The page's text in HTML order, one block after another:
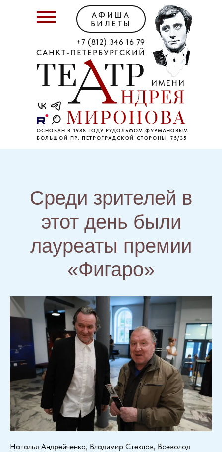
САНКТ-ПЕТЕРБУРГСКИЙ
ИМЕНИ
ОСНОВАН В 1988 ГОДУ РУДОЛЬФОМ ФУРМАНОВЫМ
+7 (812) 346 16 79
БОЛЬШОЙ ПР. ПЕТРОГРАДСКОЙ СТОРОНЫ, 75/35
АФИША
БИЛЕТЫ
Среди зрителей в
этот день были
лауреаты премии
«Фигаро»
Наталья Андрейченко, Владимир Стеклов, Всеволод